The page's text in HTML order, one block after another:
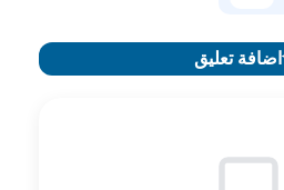
اضافة تعليق